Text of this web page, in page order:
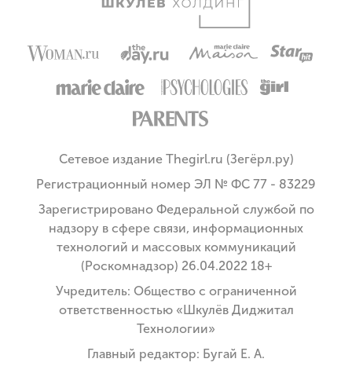
Сетевое издание Thegirl.ru (Зегёрл.ру)
Регистрационный номер ЭЛ № ФС 77 - 83229
Зарегистрировано Федеральной службой по
надзору в сфере связи, информационных
технологий и массовых коммуникаций
(Роскомнадзор) 26.04.2022 18+
Учредитель: Общество с ограниченной
ответственностью «Шкулёв Диджитал
Технологии»
Главный редактор: Бугай Е. А.